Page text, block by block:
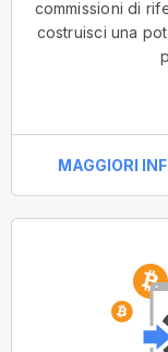
commissioni di
costruisci una
MAGGIORI